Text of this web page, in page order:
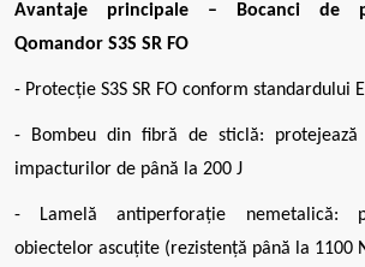
Avantaje principale – Bocanci de
Qomandor S3S SR FO
- Protecție S3S SR FO conform standardului
- Bombeu din fibră de sticlă: protejează
impacturilor de până la 200 J
- Lamelă antiperforație nemetalică:
obiectelor ascuțite (rezistență până la 1100